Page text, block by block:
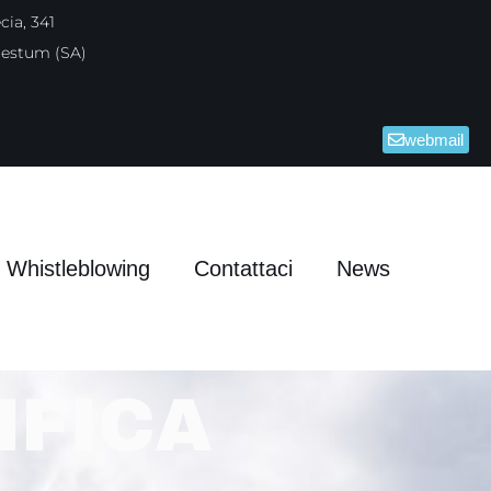
341
(SA)
webmail
Whistleblowing Contattaci News